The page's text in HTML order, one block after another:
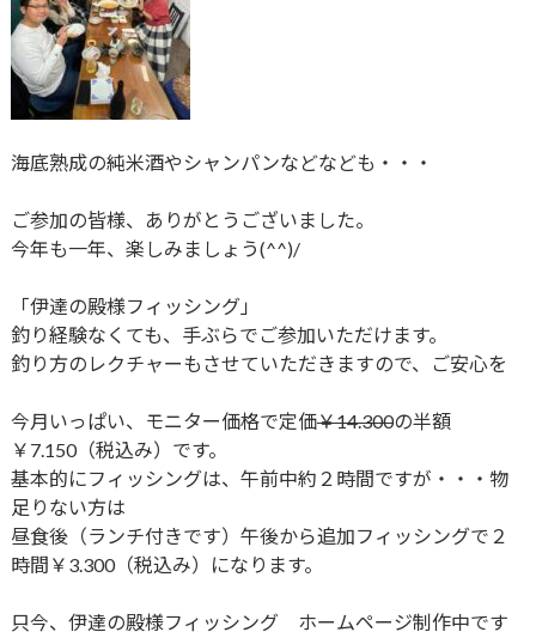
海底熟成の純米酒やシャンパンなどなども・・・
ご参加の皆様、ありがとうございました。
今年も一年、楽しみましょう(^^)/
「伊達の殿様フィッシング」
釣り経験なくても、手ぶらでご参加いただけます。
釣り方のレクチャーもさせていただきますので、ご安心を
今月いっぱい、モニター価格で定価￥14.300の半額
￥7.150（税込み）です。
基本的にフィッシングは、午前中約２時間ですが・・・物
足りない方は
昼食後（ランチ付きです）午後から追加フィッシングで２
時間￥3.300（税込み）になります。
只今、伊達の殿様フィッシング ホームページ制作中です